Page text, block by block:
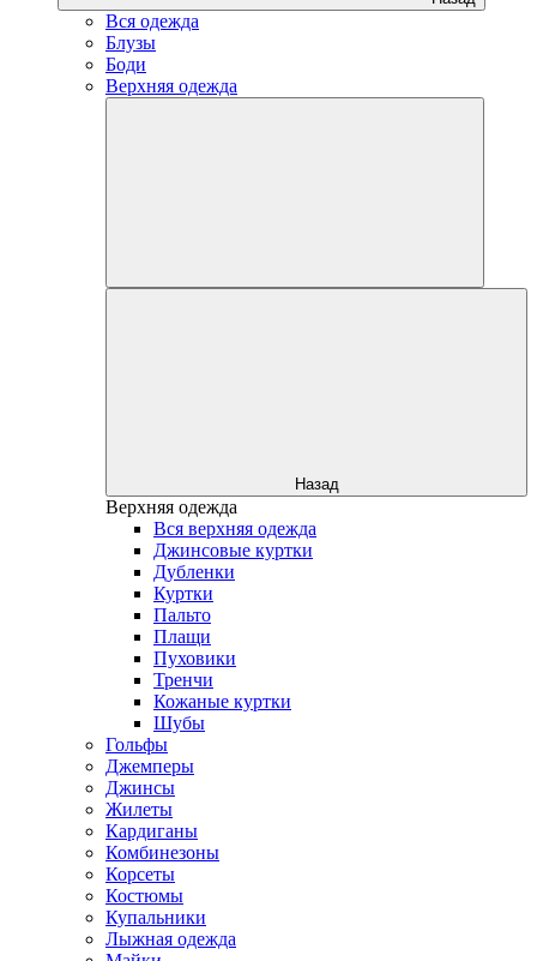
Вся одежда
Блузы
Боди
Верхняя одежда
Назад
Верхняя одежда
Вся верхняя одежда
Джинсовые куртки
Дубленки
Куртки
Пальто
Плащи
Пуховики
Тренчи
Кожаные куртки
Шубы
Гольфы
Джемперы
Джинсы
Жилеты
Кардиганы
Комбинезоны
Корсеты
Костюмы
Купальники
Лыжная одежда